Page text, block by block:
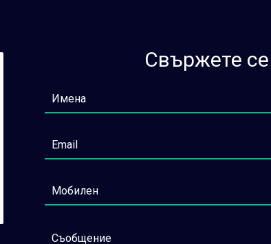
Свържете